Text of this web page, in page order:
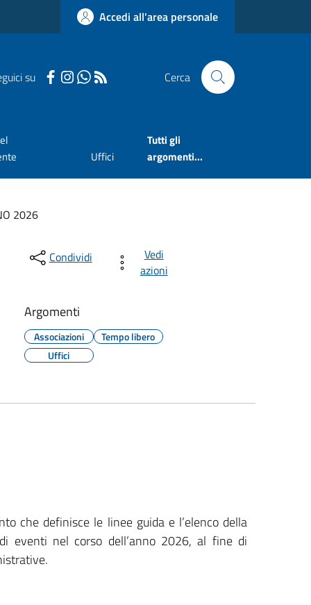
Accedi all'area personale
su Cerca
Uffici
Tutti gli
argomenti...
2026
Condividi
Vedi
azioni
Argomenti
Associazioni
Tempo libero
Uffici
che definisce le linee guida e l’elenco della
eventi nel corso dell’anno 2026, al fine di